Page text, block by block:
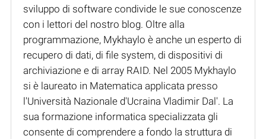
sviluppo di software condivide le sue conoscenze
con i lettori del nostro blog. Oltre alla
programmazione, Mykhaylo è anche un esperto di
recupero di dati, di file system, di dispositivi di
archiviazione e di array RAID. Nel 2005 Mykhaylo
si è laureato in Matematica applicata presso
l'Università Nazionale d'Ucraina Vladimir Dal'. La
sua formazione informatica specializzata gli
consente di comprendere a fondo la struttura di